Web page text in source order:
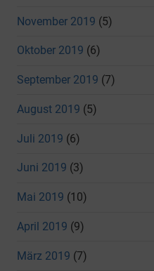
November 2019 (5)
Oktober 2019 (6)
September 2019 (7)
August 2019 (5)
Juli 2019 (6)
Juni 2019 (3)
Mai 2019 (10)
April 2019 (9)
März 2019 (7)